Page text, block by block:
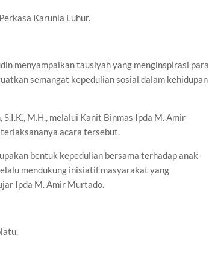
Karunia Luhur.
menyampaikan tausiyah yang menginspirasi para
semangat kepedulian sosial dalam kehidupan
M.H., melalui Kanit Binmas Ipda M. Amir
acara tersebut.
bentuk kepedulian bersama terhadap anak-
mendukung inisiatif masyarakat yang
Ipda M. Amir Murtado.